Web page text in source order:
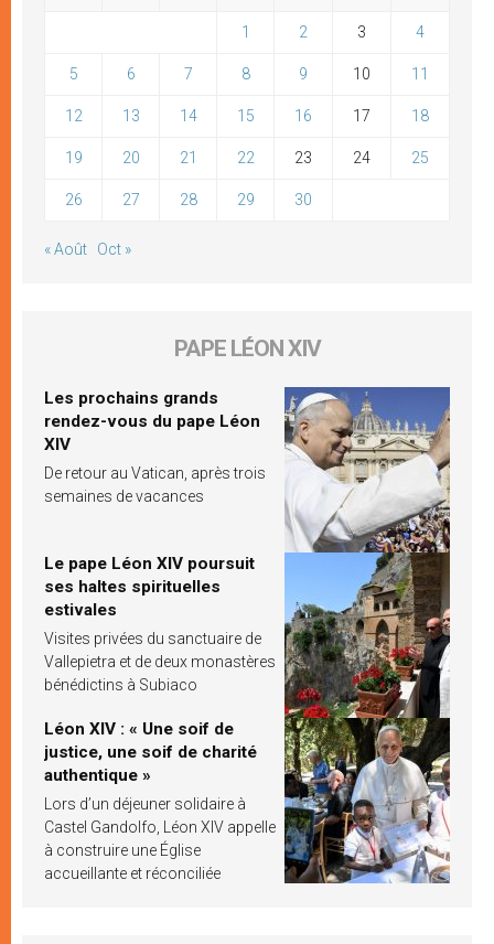
1 2 3 4
5 6 7 8 9 10 11
12 13 14 15 16 17 18
19 20 21 22 23 24 25
26 27 28 29 30
« Août Oct »
PAPE LÉON XIV
Les prochains grands
rendez-vous du pape Léon
XIV
De retour au Vatican, après trois
semaines de vacances
Le pape Léon XIV poursuit
ses haltes spirituelles
estivales
Visites privées du sanctuaire de
Vallepietra et de deux monastères
bénédictins à Subiaco
Léon XIV : « Une soif de
justice, une soif de charité
authentique »
Lors d’un déjeuner solidaire à
Castel Gandolfo, Léon XIV appelle
à construire une Église
accueillante et réconciliée